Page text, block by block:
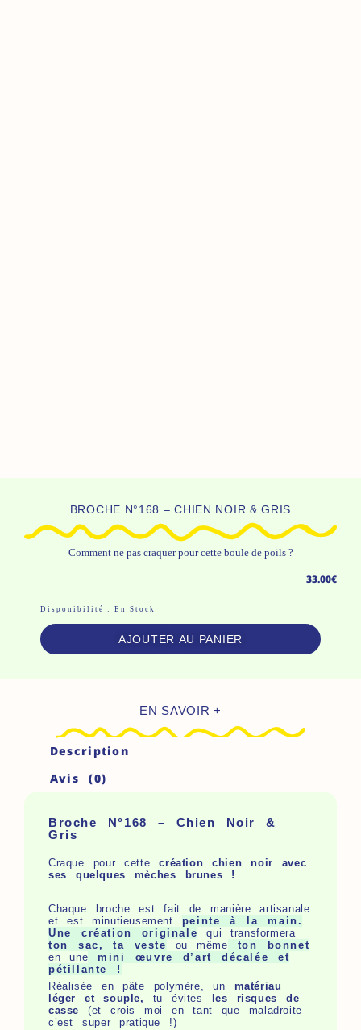
BROCHE N°168 – CHIEN NOIR & GRIS
Comment ne pas craquer pour cette boule de poils ?
33.00€
Disponibilité : En Stock
Quantité
De
Broche
Noir
Gris
AJOUTER AU PANIER
EN SAVOIR +
Description
Avis (0)
Broche N°168 – Chien Noir &
Gris
Craque pour cettecréation chien noir avec
ses quelques mèches brunes !
Chaque broche est fait de manière artisanale
et est minutieusement peinte à la main.
Une création originale qui transformera
ton sac, ta veste
ou même ton bonnet
en une mini œuvre d’art décalée et
pétillante !
Réalisée en pâte polymère, un matériau
léger et souple,
tu évites
les risques de
casse (et crois moi en tant que maladroite
c’est super pratique !)